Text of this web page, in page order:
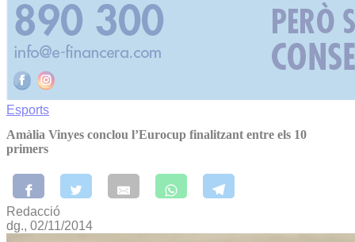
Esports
Amàlia Vinyes conclou l’Eurocup finalitzant entre els 10
primers
Redacció
dg., 02/11/2014